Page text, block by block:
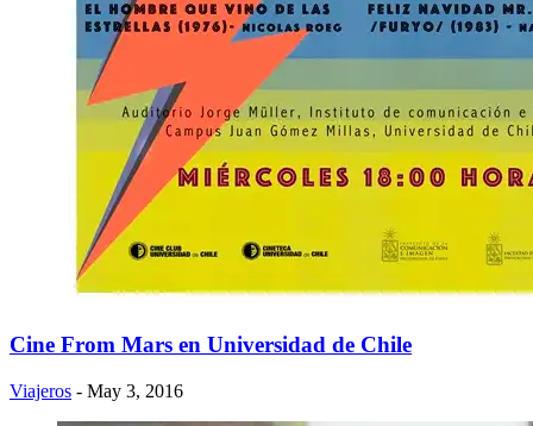
Cine From Mars en Universidad de Chile
Viajeros - May 3, 2016